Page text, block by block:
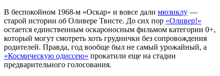
В беспокойном 1968-м «Оскар» и вовсе дали мюзиклу —
старой истории об Оливере Твисте. До сих пор «Оливер!»
остается единственным оскароносным фильмом категории 0+,
который могут смотреть хоть груднички без сопровождения
родителей. Правда, год вообще был не самый урожайный, а
«Космическую одиссею» прокатили еще на стадии
предварительного голосования.